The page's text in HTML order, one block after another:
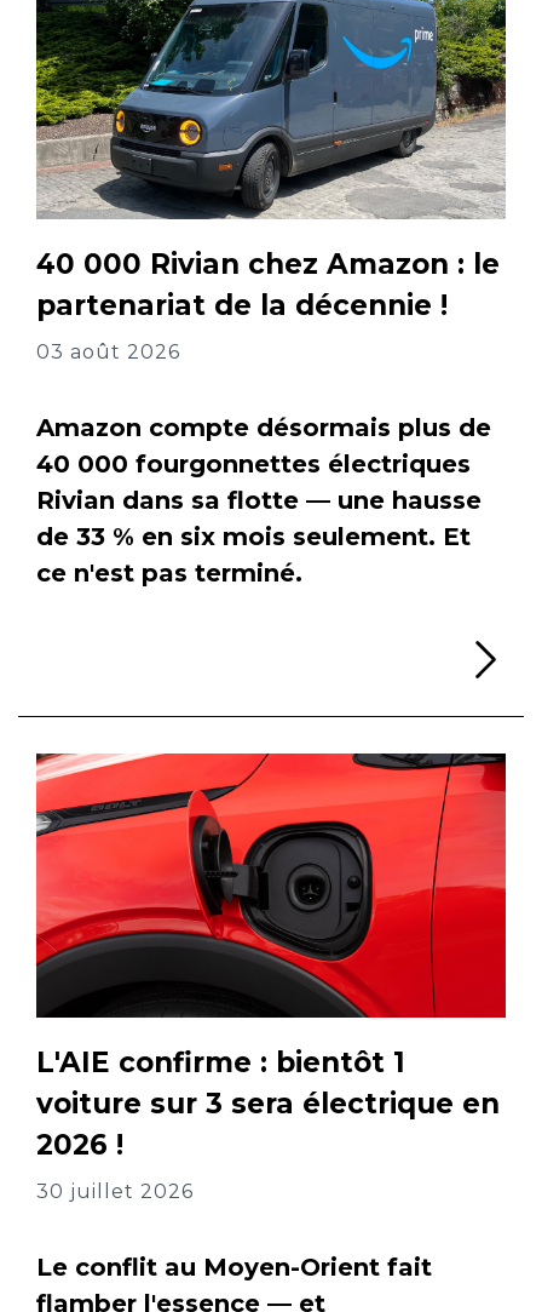
40 000 Rivian chez Amazon : le
partenariat de la décennie !
03 août 2026
Amazon compte désormais plus de
40 000 fourgonnettes électriques
Rivian dans sa flotte — une hausse
de 33 % en six mois seulement. Et
ce n'est pas terminé.
L'AIE confirme : bientôt 1
voiture sur 3 sera électrique en
2026 !
30 juillet 2026
Le conflit au Moyen-Orient fait
flamber l'essence — et